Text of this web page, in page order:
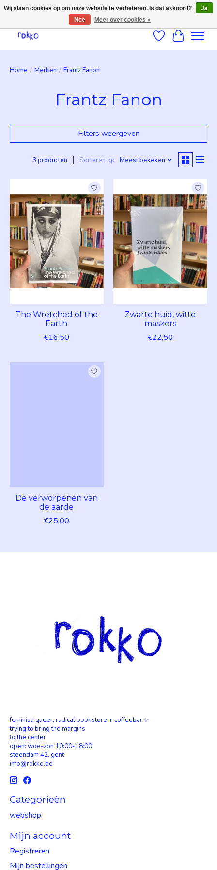
Verlanglijst
Home / Merken / Frantz Fanon
Frantz Fanon
Filters weergeven
3 producten Sorteren op Meest bekeken
The Wretched of the
Earth
€16,50
Zwarte huid, witte
maskers
€22,50
De verworpenen van
de aarde
€25,00
feminist, queer, radical bookstore + coffeebar ✨
trying to bring the margins
to the center
open: woe-zon 10:00-18:00
steendam 42, gent
info@rokko.be
Categorieën
webshop
Mijn account
Registreren
Mijn bestellingen
Wij slaan cookies op om onze website te verbeteren. Is dat akkoord?
Ja
Nee
Meer over cookies »